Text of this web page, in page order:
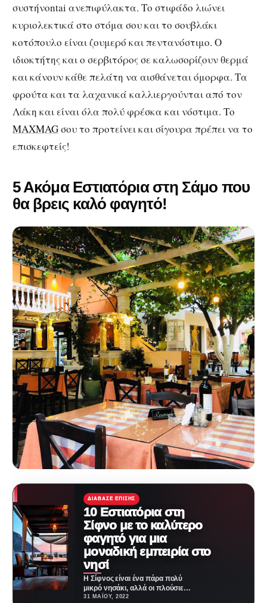
συστήνontai ανεπιφύλακτα. Το στιφάδο λιώνει
κυριολεκτικά στο στόμα σου και το σουβλάκι
κοτόπουλο είναι ζουμερό και πεντανόστιμο. Ο
ιδιοκτήτης και ο σερβιτόρος σε καλωσορίζουν θερμά
και κάνουν κάθε πελάτη να αισθάνεται όμορφα. Τα
φρούτα και τα λαχανικά καλλιεργούνται από τον
Λάκη και είναι όλα πολύ φρέσκα και νόστιμα. Το
MAXMAGσου το προτείνει και σίγουρα πρέπει να το
επισκεφτείς!
5 Ακόμα Εστιατόρια στη Σάμο που
θα βρεις καλό φαγητό!
ΔΙΆΒΑΣΕ ΕΠΊΣΗΣ
10 Εστιατόρια στη
Σίφνο με το καλύτερο
φαγητό για μια
μοναδική εμπειρία στο
νησί
Η Σίφνος είναι ένα πάρα πολύ
μικρό νησάκι, αλλά οι πλούσιες
παραδόσεις της και η
31 ΜΑΪ́ΟΥ, 2022